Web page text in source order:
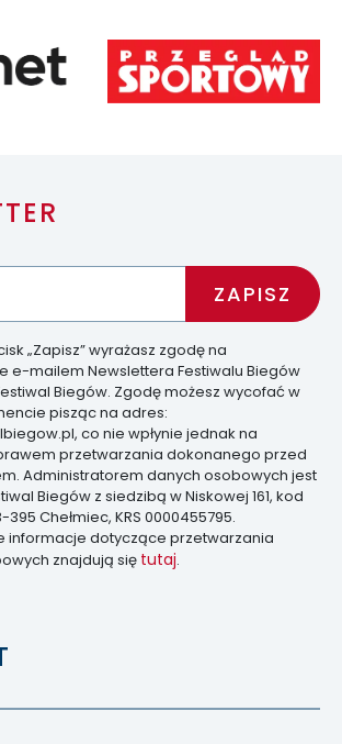
„Zapisz” wyrażasz zgodę na
e-mailem Newslettera Festiwalu Biegów
Biegów. Zgodę możesz wycofać w
pisząc na adres:
co nie wpłynie jednak na
przetwarzania dokonanego przed
Administratorem danych osobowych jest
Biegów z siedzibą w Niskowej 161, kod
Chełmiec, KRS 0000455795.
informacje dotyczące przetwarzania
znajdują się tutaj.